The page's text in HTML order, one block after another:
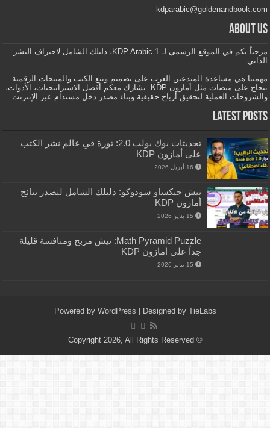
kdparabic@goldenandbook.com
About us
مرحباً بكم في الموقع الرسمي لـ KDP Arabic 1، دليلك الشامل لاحتراف النشر
الذاتي.
مهمتنا هي مساعدة المبدعين العرب على تصميم وبيع الكتب والمنتجات الرقمية
بنجاح على منصات مثل أمازون KDP. نشارك معكم أفضل الاستراتيجيات، الأدوات،
والشروحات العملية لتحقيق أرباح حقيقية وبناء مصدر دخل مستدام عبر الإنترنت.
Latest Posts
تحديثات بوك بولت 2.0: ثورة في عالم نشر الكتب
على أمازون KDP
16 أبريل 2026
نيش جيكساو سودوكو: دليلك الشامل لتصدر نتائج
أمازون KDP
15 يناير 2026
Math Pyramid Puzzle: نيش مربح ومنافسة قليلة
جداً على أمازون KDP
15 يناير 2026
Powered by WordPress | Designed by TieLabs
© Copyright 2026, All Rights Reserved